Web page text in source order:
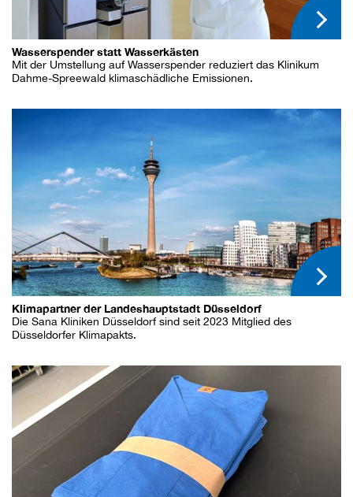
Wasserspender statt Wasserkästen
Mit der Umstellung auf Wasserspender reduziert das Klinikum
Dahme-Spreewald klimaschädliche Emissionen.
Klimapartner der Landeshauptstadt Düsseldorf
Die Sana Kliniken Düsseldorf sind seit 2023 Mitglied des
Düsseldorfer Klimapakts.